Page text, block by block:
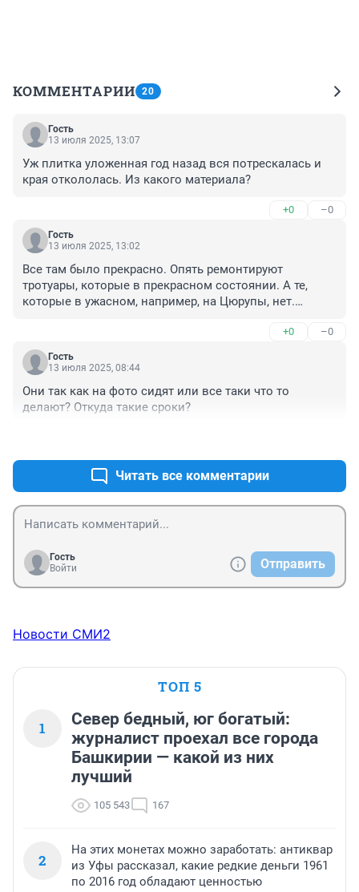
КОММЕНТАРИИ 20
Гость
13 июля 2025, 13:07
Уж плитка уложенная год назад вся потрескалась и
края откололась. Из какого материала?
+0 –0
Гость
13 июля 2025, 13:02
Все там было прекрасно. Опять ремонтируют
тротуары, которые в прекрасном состоянии. А те,
которые в ужасном, например, на Цюрупы, нет.
+0 –0
Гость
13 июля 2025, 08:44
Они так как на фото сидят или все таки что то
делают? Откуда такие сроки?
Читать все комментарии
Гость
Войти
Отправить
Новости СМИ2
ТОП 5
1
Север бедный, юг богатый:
журналист проехал все города
Башкирии — какой из них
лучший
105 543 167
2
На этих монетах можно заработать: антиквар
из Уфы рассказал, какие редкие деньги 1961
по 2016 год обладают ценностью